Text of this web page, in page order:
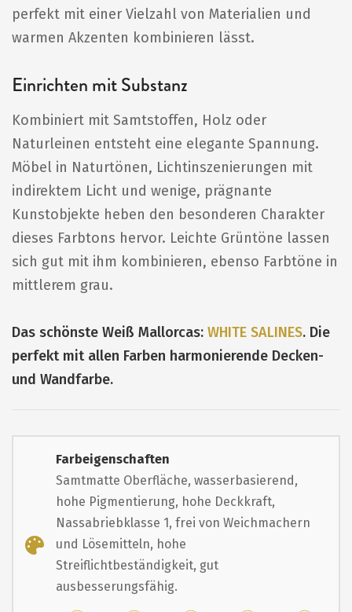
perfekt mit einer Vielzahl von Materialien und
warmen Akzenten kombinieren lässt.
Einrichten mit Substanz
Kombiniert mit Samtstoffen, Holz oder
Naturleinen entsteht eine elegante Spannung.
Möbel in Naturtönen, Lichtinszenierungen mit
indirektem Licht und wenige, prägnante
Kunstobjekte heben den besonderen Charakter
dieses Farbtons hervor. Leichte Grüntöne lassen
sich gut mit ihm kombinieren, ebenso Farbtöne in
mittlerem grau.
Das schönste Weiß Mallorcas: WHITE SALINES. Die
perfekt mit allen Farben harmonierende Decken-
und Wandfarbe.
Farbeigenschaften
Samtmatte Oberfläche, wasserbasierend,
hohe Pigmentierung, hohe Deckkraft,
Nassabriebklasse 1, frei von Weichmachern
und Lösemitteln, hohe
Streiflichtbeständigkeit, gut
ausbesserungsfähig.